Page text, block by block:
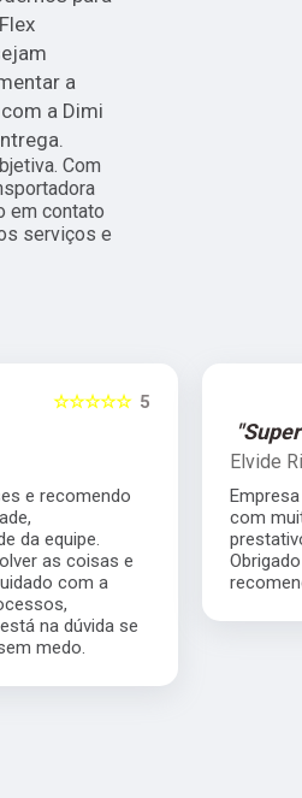
a
a Dimi
Com
em contato
serviços e
☆☆☆☆☆
me atendeu
muito
nos ajudou muito.
prestados super